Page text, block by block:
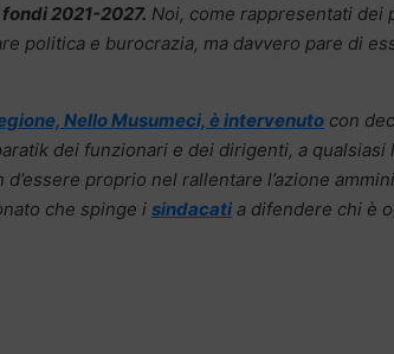
2021-2027. Noi, come rappresentati
politica e burocrazia, ma davvero pare di
Nello Musumeci, è intervenuto con
dei funzionari e dei dirigenti, a
proprio nel rallentare l’azione
che spinge i sindacati a difendere chi è